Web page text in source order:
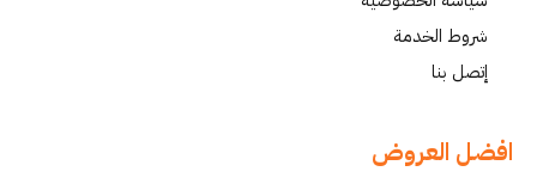
شروط الخدمة
إتصل بنا
افضل العروض